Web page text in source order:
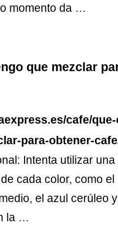
momento da …
que mezclar
cafe/
para-obtener-
Intenta utilizar
cada color, como
el azul cerúleo
la …